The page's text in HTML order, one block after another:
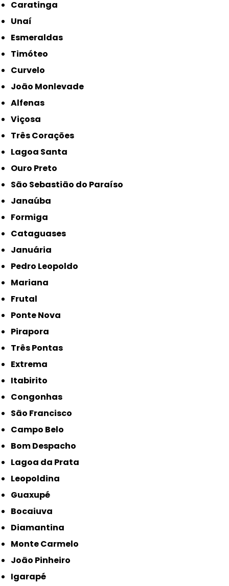
Caratinga
Unaí
Esmeraldas
Timóteo
Curvelo
João Monlevade
Alfenas
Viçosa
Três Corações
Lagoa Santa
Ouro Preto
São Sebastião do Paraíso
Janaúba
Formiga
Cataguases
Januária
Pedro Leopoldo
Mariana
Frutal
Ponte Nova
Pirapora
Três Pontas
Extrema
Itabirito
Congonhas
São Francisco
Campo Belo
Bom Despacho
Lagoa da Prata
Leopoldina
Guaxupé
Bocaiuva
Diamantina
Monte Carmelo
João Pinheiro
Igarapé